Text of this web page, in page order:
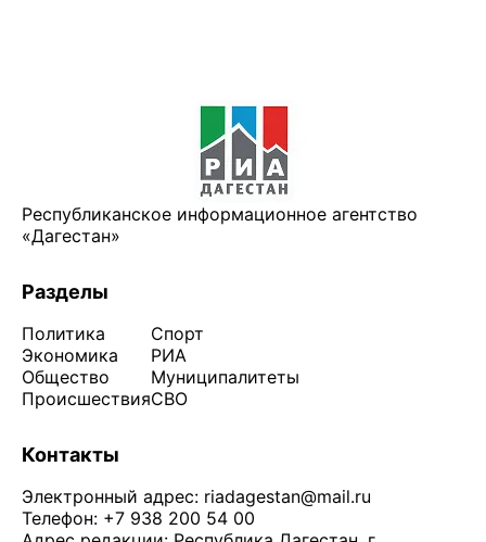
Республиканское информационное агентство
«Дагестан»
Разделы
Политика
Экономика
Общество
Происшествия
Спорт
РИА
Муниципалитеты
СВО
Контакты
Электронный адрес: riadagestan@mail.ru
Телефон: +7 938 200 54 00